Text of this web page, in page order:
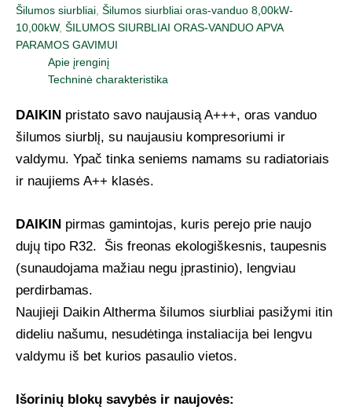
Šilumos siurbliai Šilumos siurbliai oras-vanduo 8,00kW-
10,00kW, ŠILUMOS SIURBLIAI ORAS-VANDUO APVA
PARAMOS GAVIMUI
Apie įrenginį
Techninė charakteristika
DAIKIN pristato savo naujausią A+++, oras vanduo
šilumos siurblį, su naujausiu kompresoriumi ir
valdymu. Ypač tinka seniems namams su radiatoriais
ir naujiems A++ klasės.
DAIKIN pirmas gamintojas, kuris perejo prie naujo
dujų tipo R32. Šis freonas ekologiškesnis, taupesnis
(sunaudojama mažiau negu įprastinio), lengviau
perdirbamas.
Naujieji Daikin Altherma šilumos siurbliai pasižymi itin
dideliu našumu, nesudėtinga instaliacija bei lengvu
valdymu iš bet kurios pasaulio vietos.
Išorinių blokų savybės ir naujovės: